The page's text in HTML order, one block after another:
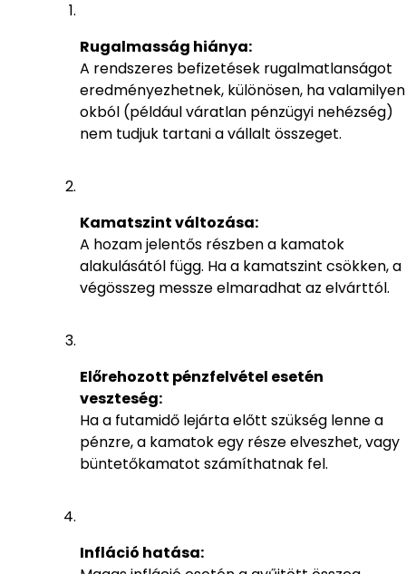
Rugalmasság hiánya:
A rendszeres befizetések rugalmatlanságot
eredményezhetnek, különösen, ha valamilyen
okból (például váratlan pénzügyi nehézség)
nem tudjuk tartani a vállalt összeget.
Kamatszint változása:
A hozam jelentős részben a kamatok
alakulásától függ. Ha a kamatszint csökken, a
végösszeg messze elmaradhat az elvárttól.
Előrehozott pénzfelvétel esetén
veszteség:
Ha a futamidő lejárta előtt szükség lenne a
pénzre, a kamatok egy része elveszhet, vagy
büntetőkamatot számíthatnak fel.
Infláció hatása: